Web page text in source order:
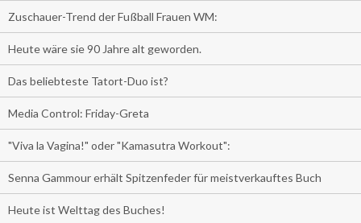
Zuschauer-Trend der Fußball Frauen WM:
Heute wäre sie 90 Jahre alt geworden.
Das beliebteste Tatort-Duo ist?
Media Control: Friday-Greta
"Viva la Vagina!" oder "Kamasutra Workout":
Senna Gammour erhält Spitzenfeder für meistverkauftes Buch
Heute ist Welttag des Buches!